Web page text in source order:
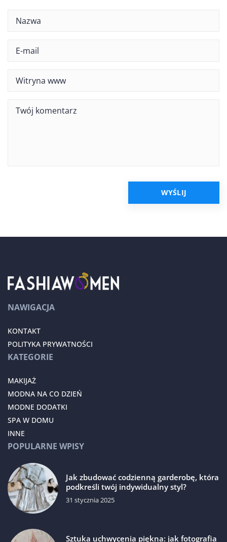
NAWIGACJA
KONTAKT
POLITYKA PRYWATNOŚCI
KATEGORIE
MAKIJAŻ
MODNA NA CO DZIEŃ
MODNE DODATKI
SPA W DOMU
INNE
POPULARNE WPISY
Jak zbudować codzienną garderobę, która
podkreśli twój indywidualny styl?
31 stycznia 2025
Sztuka uchwycenia piękna: jak fotografia